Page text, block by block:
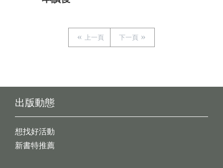
上一頁 下一頁
出版動態
想找好活動
新書特推薦